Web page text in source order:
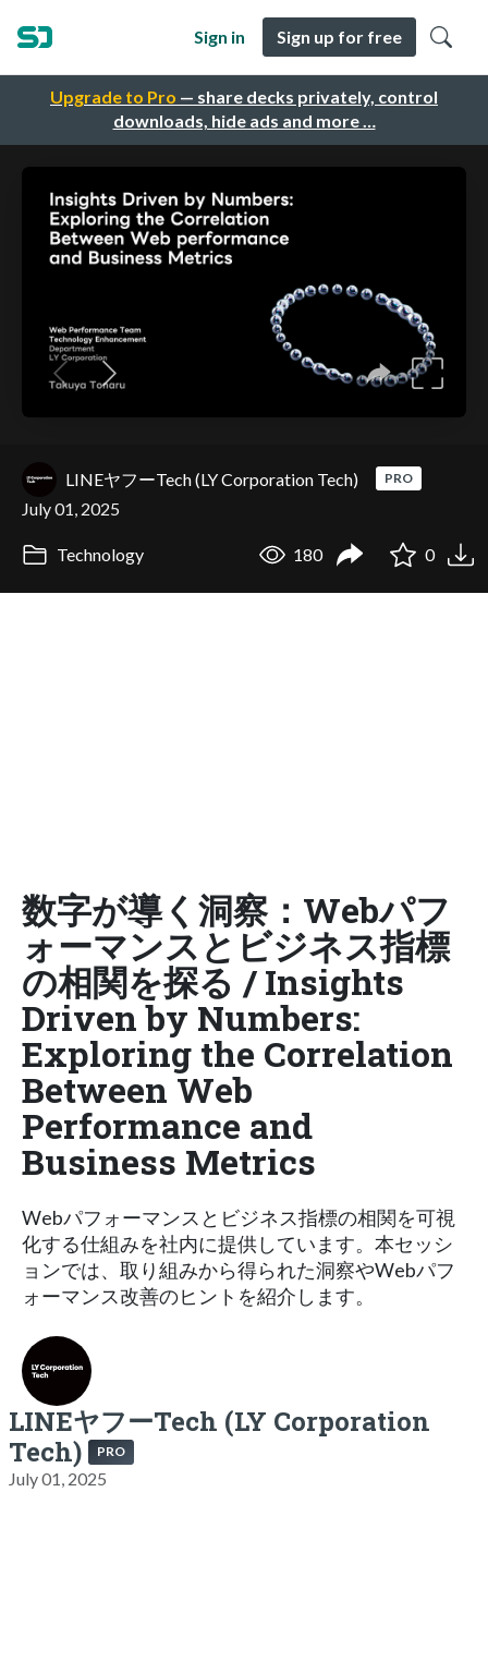
Upgrade to Pro — share decks privately, control
downloads, hide ads and more …
Sign in Sign up for free
LINEヤフーTech (LY Corporation Tech) PRO
July 01, 2025
Technology 180 0
数字が導く洞察：Webパフ
ォーマンスとビジネス指標
の相関を探る / Insights
Driven by Numbers:
Exploring the Correlation
Between Web
Performance and
Business Metrics
Webパフォーマンスとビジネス指標の相関を可視
化する仕組みを社内に提供しています。本セッシ
ョンでは、取り組みから得られた洞察やWebパフ
ォーマンス改善のヒントを紹介します。
LINEヤフーTech (LY Corporation
Tech)
PRO
July 01, 2025